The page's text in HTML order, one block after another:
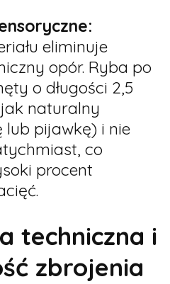
eliminuje
opór. Ryba po
o długości 2,5
naturalny
pijawkę) i nie
co
procent
techniczna i
zbrojenia